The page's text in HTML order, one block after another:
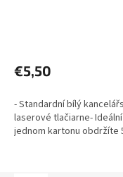
€5,50
- Standardní bílý
laserové tlačiarne-
jednom kartonu obdržíte